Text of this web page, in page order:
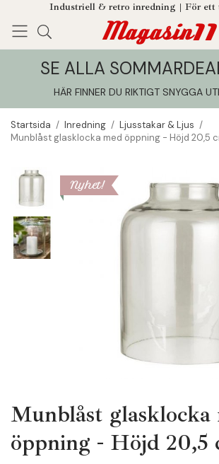
Industriell & retro inredning | För ett
Enjoy! Tillagt i din varukorg
SE ALLA
HÄR FINNER DU RIKTIGT SNYGGA
Startsida / Inredning / Ljusstakar & Ljus /
Munblåst glasklocka med öppning - Höjd 20,5
Nyhet!
Munblåst glasklocka
öppning - Höjd 20,5